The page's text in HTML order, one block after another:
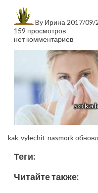
By Ирина 2017/09/
159 просмотров
нет комментариев
kak-vylechit-nasmork
Теги:
Читайте также: